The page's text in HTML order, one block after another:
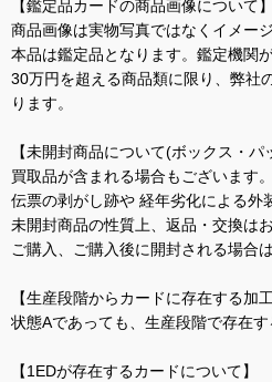
【鑑定品カードの商品画像について】
商品画像は実物写真ではなくイメー
本品は鑑定品となります。鑑定機関
30万円を超える商品類に限り、弊社
ります。
【未開封商品について(ボックス・
買取品が含まれる場合もございます。
伝票の剥がし跡や 経年劣化による外
未開封商品の性質上、返品・交換は
ご購入、ご購入後に開封される場合
【生産段階からカードに存在する加
状態Aであっても、生産段階で存在
【1EDが存在するカードについて】